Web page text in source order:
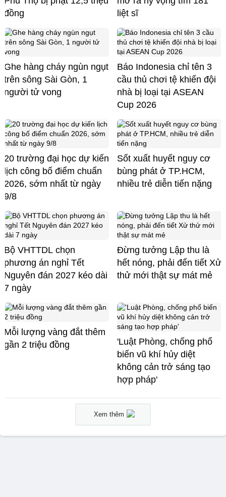
đồng
liệt sĩ
Ghe hàng cháy ngùn ngụt
trên sông Sài Gòn, 1
người tử vong
Báo Indonesia chỉ tên 3
cầu thủ chơi tệ khiến đội
nhà bị loại tại ASEAN
Cup 2026
20 trường đại học dự kiến
lịch công bố điểm chuẩn
2026, sớm nhất từ ngày
9/8
Sốt xuất huyết nguy cơ
bùng phát ở TP.HCM,
nhiều trẻ diễn tiến nặng
Bộ VHTTDL chọn
phương án nghỉ Tết
Nguyên đán 2027 kéo dài
7 ngày
Đừng tưởng Lập thu là
hết nóng, phải đến tiết Xử
thử mới thật sự mát mẻ
Mỗi lượng vàng đắt thêm
gần 2 triệu đồng
'Luật Phòng, chống phổ
biến vũ khí hủy diệt
không cản trở sáng tạo
hợp pháp'
Xem thêm